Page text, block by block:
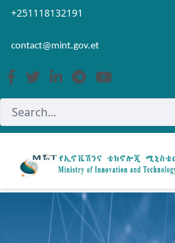
Skip to Main Content
Open Accessibility Menu
+251118132191
contact@mint.gov.et